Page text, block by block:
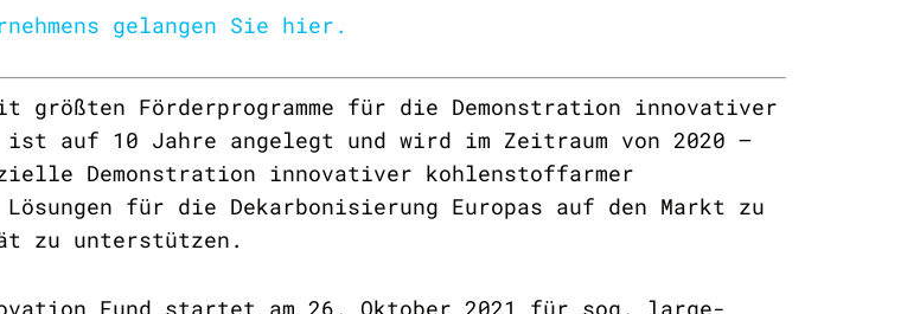
gelangen Sie hier.
Förderprogramme für die Demonstration innovativer
ist auf 10 Jahre angelegt und wird im Zeitraum von 2020 –
Demonstration innovativer kohlenstoffarmer
für die Dekarbonisierung Europas auf den Markt zu
zu unterstützen.
Fund startet am 26. Oktober 2021 für sog. large-